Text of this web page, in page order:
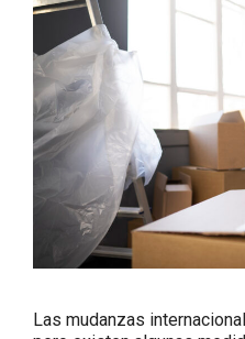
Las mudanzas